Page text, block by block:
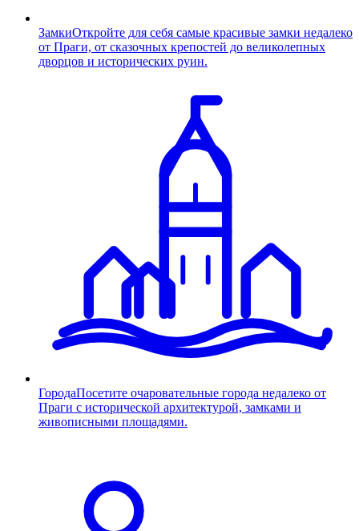
ЗамкиОткройте для себя самые красивые замки недалеко
от Праги, от сказочных крепостей до великолепных
дворцов и исторических руин.
ГородаПосетите очаровательные города недалеко от
Праги с исторической архитектурой, замками и
живописными площадями.